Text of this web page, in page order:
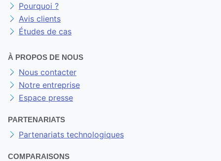
Pourquoi ?
Avis clients
Études de cas
À PROPOS DE NOUS
Nous contacter
Notre entreprise
Espace presse
PARTENARIATS
Partenariats technologiques
COMPARAISONS